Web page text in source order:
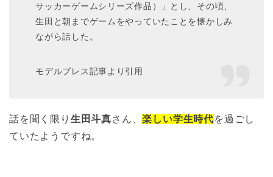
サッカーゲームシリーズ作品）」とし、その頃、
生田と朝までゲームをやっていたことを懐かしみ
ながら話した。
モデルプレス記事より引用
話を聞く限り 生田斗真さん、楽しい学生時代を過ごし
ていたようですね。